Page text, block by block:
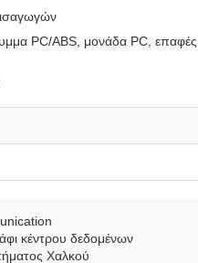
PC/ABS, μονάδα PC,
κέντρου δεδομένων
Χαλκού